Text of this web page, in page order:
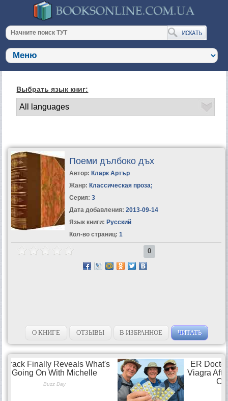
Выбрать язык книг:
Поеми дълбоко дъх
Автор: Кларк Артър
Жанр: Классическая проза;
Серия: 3
Дата добавления: 2013-09-14
Язык книги: Русский
Кол-во страниц: 1
0
О КНИГЕ ОТЗЫВЫ В ИЗБРАННОЕ ЧИТАТЬ